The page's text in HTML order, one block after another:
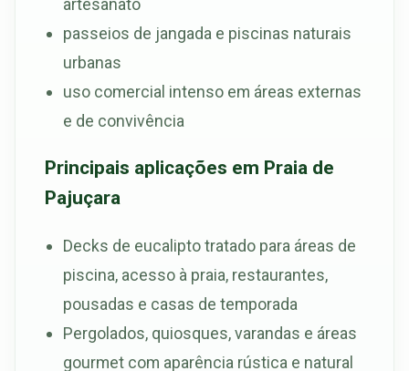
artesanato
passeios de jangada e piscinas naturais
urbanas
uso comercial intenso em áreas externas
e de convivência
Principais aplicações em Praia de
Pajuçara
Decks de eucalipto tratado para áreas de
piscina, acesso à praia, restaurantes,
pousadas e casas de temporada
Pergolados, quiosques, varandas e áreas
gourmet com aparência rústica e natural